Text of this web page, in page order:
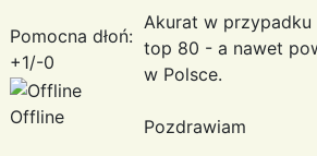
Pomocna dłoń:
+1/-0
Offline
Akurat w
top 80 - a nawet
w Polsce.
Pozdrawiam